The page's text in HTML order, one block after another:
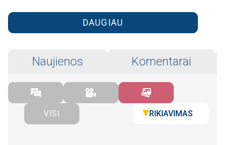
DAUGIAU
Naujienos Komentarai
VISI RIKIAVIMAS